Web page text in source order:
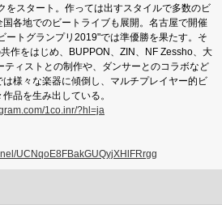
をスタート。作っては出すスタイルで多数のビ
各地でのビートライブも展開。名古屋で開催
ートグランプリ2019"では準優勝を果たす。そ
作をはじめ、BUPPON、ZIN、NF Zessho、大
ティストとの制作や、ダンサーとのコラボなど
様々な楽器に傾倒し、マルチプレイヤー的ビ
品を生み出している。
1co.inr/?hl=ja
UCNqoE8FBakGUQyjXHlFRrgg